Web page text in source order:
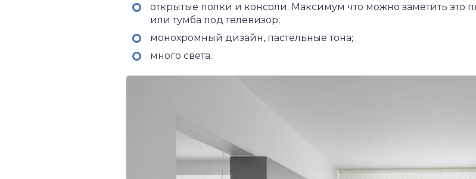
открытые полки и консоли. Максимум что можно заметить это
или тумба под телевизор;
монохромный дизайн, пастельные тона;
много света.